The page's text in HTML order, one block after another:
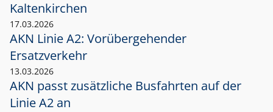
Kaltenkirchen
17.03.2026
AKN Linie A2: Vorübergehender
Ersatzverkehr
13.03.2026
AKN passt zusätzliche Busfahrten auf der
Linie A2 an